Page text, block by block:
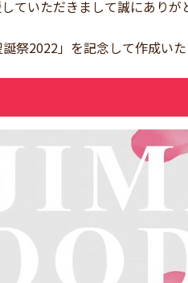
いただきまして誠にありが
祭2022」を記念して作成いた